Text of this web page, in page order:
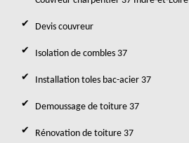
Devis couvreur
Isolation de combles 37
Installation toles bac-acier 37
Demoussage de toiture 37
Rénovation de toiture 37